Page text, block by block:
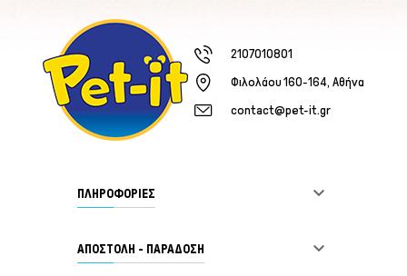
2107010801
Φιλολάου 160-164, Αθήνα
contact@pet-it.gr
ΠΛΗΡΟΦΟΡΙΕΣ 
ΑΠΟΣΤΟΛΗ - ΠΑΡΑΔΟΣΗ 